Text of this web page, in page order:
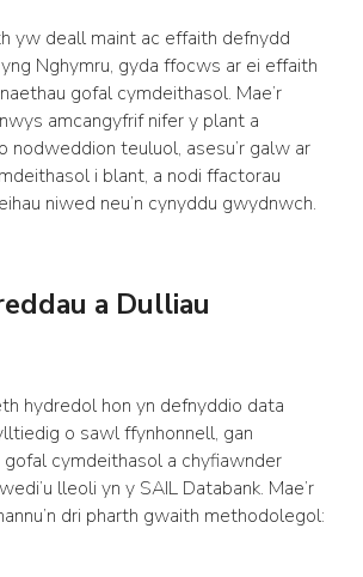
yw deall maint ac effaith defnydd
Nghymru, gyda ffocws ar ei effaith
gofal cymdeithasol. Mae’r
amcangyfrif nifer y plant a
nodweddion teuluol, asesu’r galw ar
i blant, a nodi ffactorau
niwed neu’n cynyddu gwydnwch.
a Dulliau
hydredol hon yn defnyddio data
o sawl ffynhonnell, gan
cymdeithasol a chyfiawnder
lleoli yn y SAIL Databank. Mae’r
dri pharth gwaith methodolegol: